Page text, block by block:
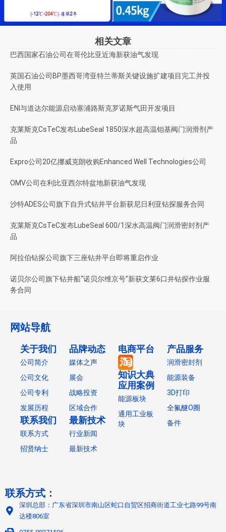
相关文章
巴西国家石油公司在哥伦比亚近海新获油气发现
英国石油公司BP墨西哥湾亚特兰蒂斯关键设施扩建项目完工并投
入使用
ENI与道达尔能源启动塞浦路斯克罗诺斯气田开发项目
克莱斯克CsTeC发布LubeSeal 1850深水超高温钼基阀门润滑剂产
品
Expro公司20亿挪威克朗收购Enhanced Well Technologies公司
OMV公司在利比亚西尔特盆地新获油气发现
沙特ADES公司旗下自升式钻井平台新获尼日利亚钻探服务合同
克莱斯克CsTeC发布LubeSeal 600/1深水高温阀门润滑密封剂产
品
阿拉伯钻探公司旗下三座钻井平台即将重启作业
诺贝尔公司旗下钻井船“诺贝尔维京号”新获文莱6口井钻探作业服
务合同
网站导航
关于我们
公司简介
公司文化
公司专利
发展历程
联系我们
联系方式
招贤纳士
品牌动态
媒体之声
展会
战略投资
区域合作
最新技术
行业新闻
最新技术
电商平台
知识大典
应用案例
能源板块
通用工业板
块
产品服务
润滑密封剂
能源装备
3D打印
全氟醚O圈
备件
联系方式：
深圳总部：广东省深圳市南山区蛇口自贸区招商街道工业七路99号南
达楼806室